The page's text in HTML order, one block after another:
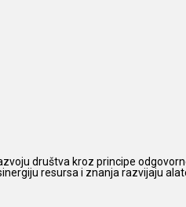
društva kroz principe
resursa i znanja razvijaju